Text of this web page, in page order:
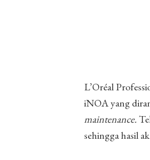
L’Oréal
iNOA yang
maintenance.
sehingga hasil